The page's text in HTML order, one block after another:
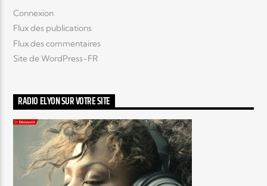
Connexion
Flux des publications
Flux des commentaires
Site de WordPress-FR
RADIO ELYON SUR VOTRE SITE